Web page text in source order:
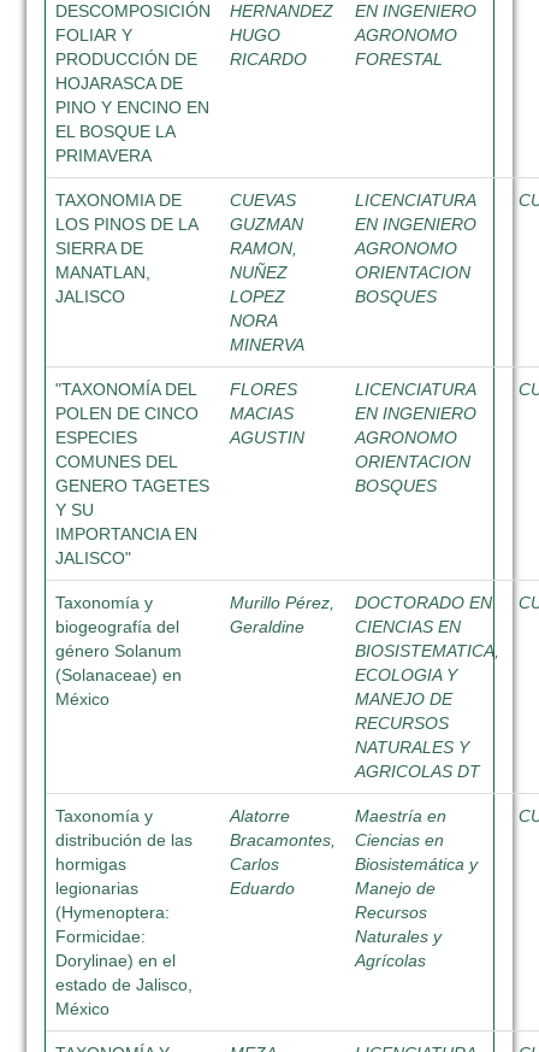
DESCOMPOSICIÓN
FOLIAR Y
PRODUCCIÓN DE
HOJARASCA DE
PINO Y ENCINO EN
EL BOSQUE LA
PRIMAVERA
HERNANDEZ
HUGO
RICARDO
EN INGENIERO
AGRONOMO
FORESTAL
TAXONOMIA DE
LOS PINOS DE LA
SIERRA DE
MANATLAN,
JALISCO
CUEVAS
GUZMAN
RAMON,
NUÑEZ
LOPEZ
NORA
MINERVA
LICENCIATURA
EN INGENIERO
AGRONOMO
ORIENTACION
BOSQUES
"TAXONOMÍA DEL
POLEN DE CINCO
ESPECIES
COMUNES DEL
GENERO TAGETES
Y SU
IMPORTANCIA EN
JALISCO"
FLORES
MACIAS
AGUSTIN
LICENCIATURA
EN INGENIERO
AGRONOMO
ORIENTACION
BOSQUES
Taxonomía y
biogeografía del
género Solanum
(Solanaceae) en
México
Murillo Pérez,
Geraldine
DOCTORADO EN
CIENCIAS EN
BIOSISTEMATICA,
ECOLOGIA Y
MANEJO DE
RECURSOS
NATURALES Y
AGRICOLAS DT
Taxonomía y
distribución de las
hormigas
legionarias
(Hymenoptera:
Formicidae:
Dorylinae) en el
estado de Jalisco,
México
Alatorre
Bracamontes,
Carlos
Eduardo
Maestría en
Ciencias en
Biosistemática y
Manejo de
Recursos
Naturales y
Agrícolas